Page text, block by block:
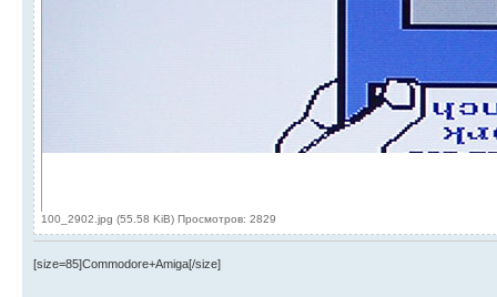
100_2902.jpg (55.58 KiB) Просмотров: 2829
[size=85]Commodore+Amiga[/size]